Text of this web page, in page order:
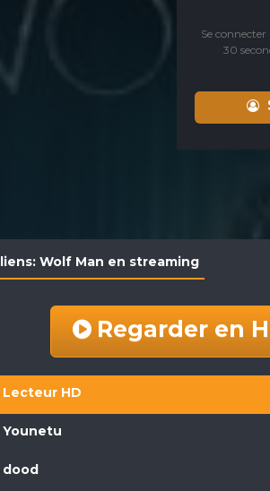
Se
30
Wolf Man en streaming
Regarder en
Lecteur HD
Younetu
dood